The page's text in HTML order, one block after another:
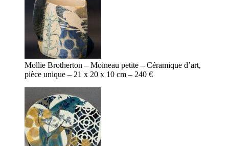
Mollie Brotherton – Moineau petite – Céramique d’art,
pièce unique – 21 x 20 x 10 cm – 240 €